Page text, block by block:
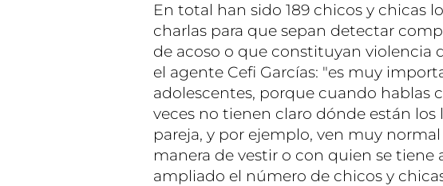
En total han sido 189 chicos y chicas
charlas para que sepan detectar
de acoso o que constituyan violencia
el agente Cefi Garcías: "es muy
adolescentes, porque cuando hablas
veces no tienen claro dónde están los
pareja, y por ejemplo, ven muy
manera de vestir o con quien se tiene
ampliado el número de chicos y